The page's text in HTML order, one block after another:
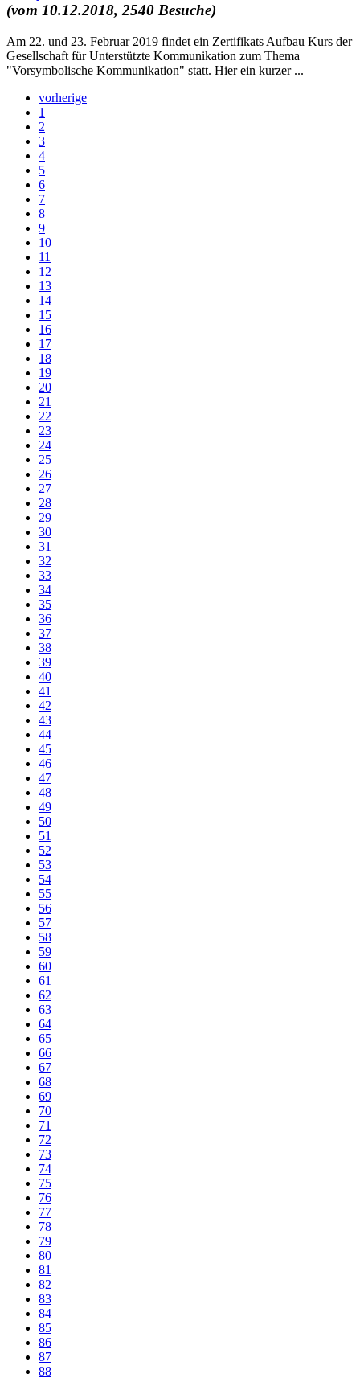
(vom 10.12.2018, 2540 Besuche)
Am 22. und 23. Februar 2019 findet ein Zertifikats Aufbau Kurs der
Gesellschaft für Unterstützte Kommunikation zum Thema
"Vorsymbolische Kommunikation" statt. Hier ein kurzer ...
vorherige
1
2
3
4
5
6
7
8
9
10
11
12
13
14
15
16
17
18
19
20
21
22
23
24
25
26
27
28
29
30
31
32
33
34
35
36
37
38
39
40
41
42
43
44
45
46
47
48
49
50
51
52
53
54
55
56
57
58
59
60
61
62
63
64
65
66
67
68
69
70
71
72
73
74
75
76
77
78
79
80
81
82
83
84
85
86
87
88